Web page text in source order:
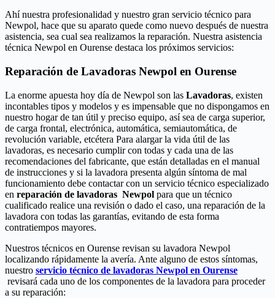
Ahí nuestra profesionalidad y nuestro gran servicio técnico para
Newpol, hace que su aparato quede como nuevo después de nuestra
asistencia, sea cual sea realizamos la reparación. Nuestra asistencia
técnica Newpol en Ourense destaca los próximos servicios:
Reparación de Lavadoras Newpol en Ourense
La enorme apuesta hoy día de Newpol son las Lavadoras, existen
incontables tipos y modelos y es impensable que no dispongamos en
nuestro hogar de tan útil y preciso equipo, así sea de carga superior,
de carga frontal, electrónica, automática, semiautomática, de
revolución variable, etcétera Para alargar la vida útil de las
lavadoras, es necesario cumplir con todas y cada una de las
recomendaciones del fabricante, que están detalladas en el manual
de instrucciones y si la lavadora presenta algún síntoma de mal
funcionamiento debe contactar con un servicio técnico especializado
en reparación de lavadoras Newpol para que un técnico
cualificado realice una revisión o dado el caso, una reparación de la
lavadora con todas las garantías, evitando de esta forma
contratiempos mayores.
Nuestros técnicos en Ourense revisan su lavadora Newpol
localizando rápidamente la avería. Ante alguno de estos síntomas,
nuestro servicio técnico de lavadoras Newpol en Ourense
revisará cada uno de los componentes de la lavadora para proceder
a su reparación: